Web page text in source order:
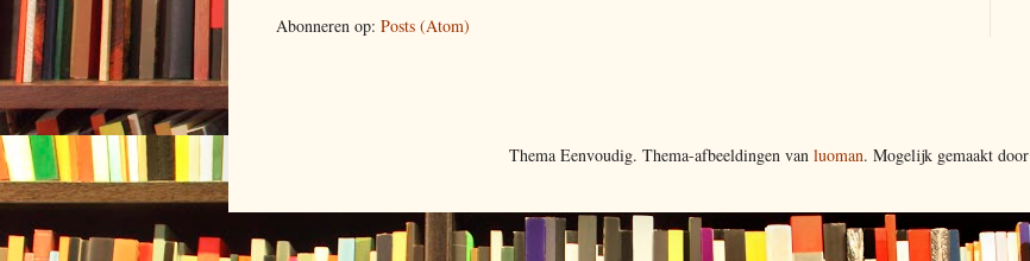
Abonneren op: Posts (Atom)
Thema Eenvoudig. Thema-afbeeldingen van luoman. Mogelijk gemaakt door